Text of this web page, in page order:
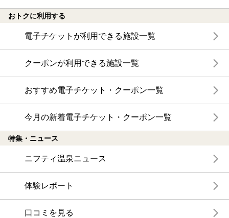
おトクに利用する
電子チケットが利用できる施設一覧
クーポンが利用できる施設一覧
おすすめ電子チケット・クーポン一覧
今月の新着電子チケット・クーポン一覧
特集・ニュース
ニフティ温泉ニュース
体験レポート
口コミを見る